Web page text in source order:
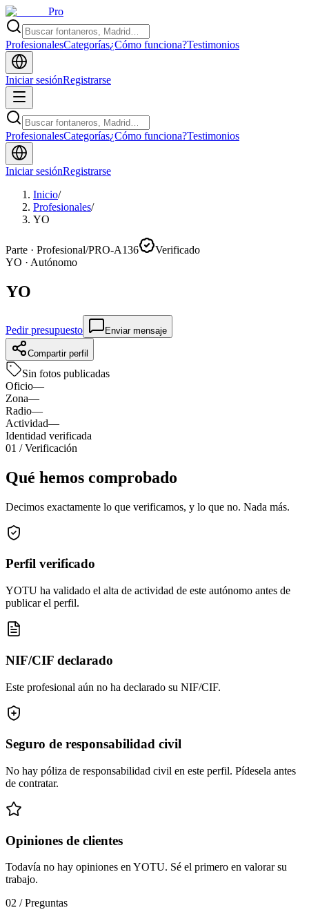
Pro
ProfesionalesCategorías¿Cómo funciona?Testimonios
Iniciar sesiónRegistrarse
ProfesionalesCategorías¿Cómo funciona?Testimonios
Iniciar sesiónRegistrarse
Inicio/
Profesionales/
YO
Parte · Profesional/PRO-A136
Verificado
YO · Autónomo
YO
Pedir presupuesto Enviar mensaje
Compartir perfil
Sin fotos publicadas
Oficio—
Zona—
Radio—
Actividad—
Identidad verificada
01 / Verificación
Qué hemos comprobado
Decimos exactamente lo que verificamos, y lo que no. Nada más.
Perfil verificado
YOTU ha validado el alta de actividad de este autónomo antes de
publicar el perfil.
NIF/CIF declarado
Este profesional aún no ha declarado su NIF/CIF.
Seguro de responsabilidad civil
No hay póliza de responsabilidad civil en este perfil. Pídesela antes
de contratar.
Opiniones de clientes
Todavía no hay opiniones en YOTU. Sé el primero en valorar su
trabajo.
02 /Preguntas